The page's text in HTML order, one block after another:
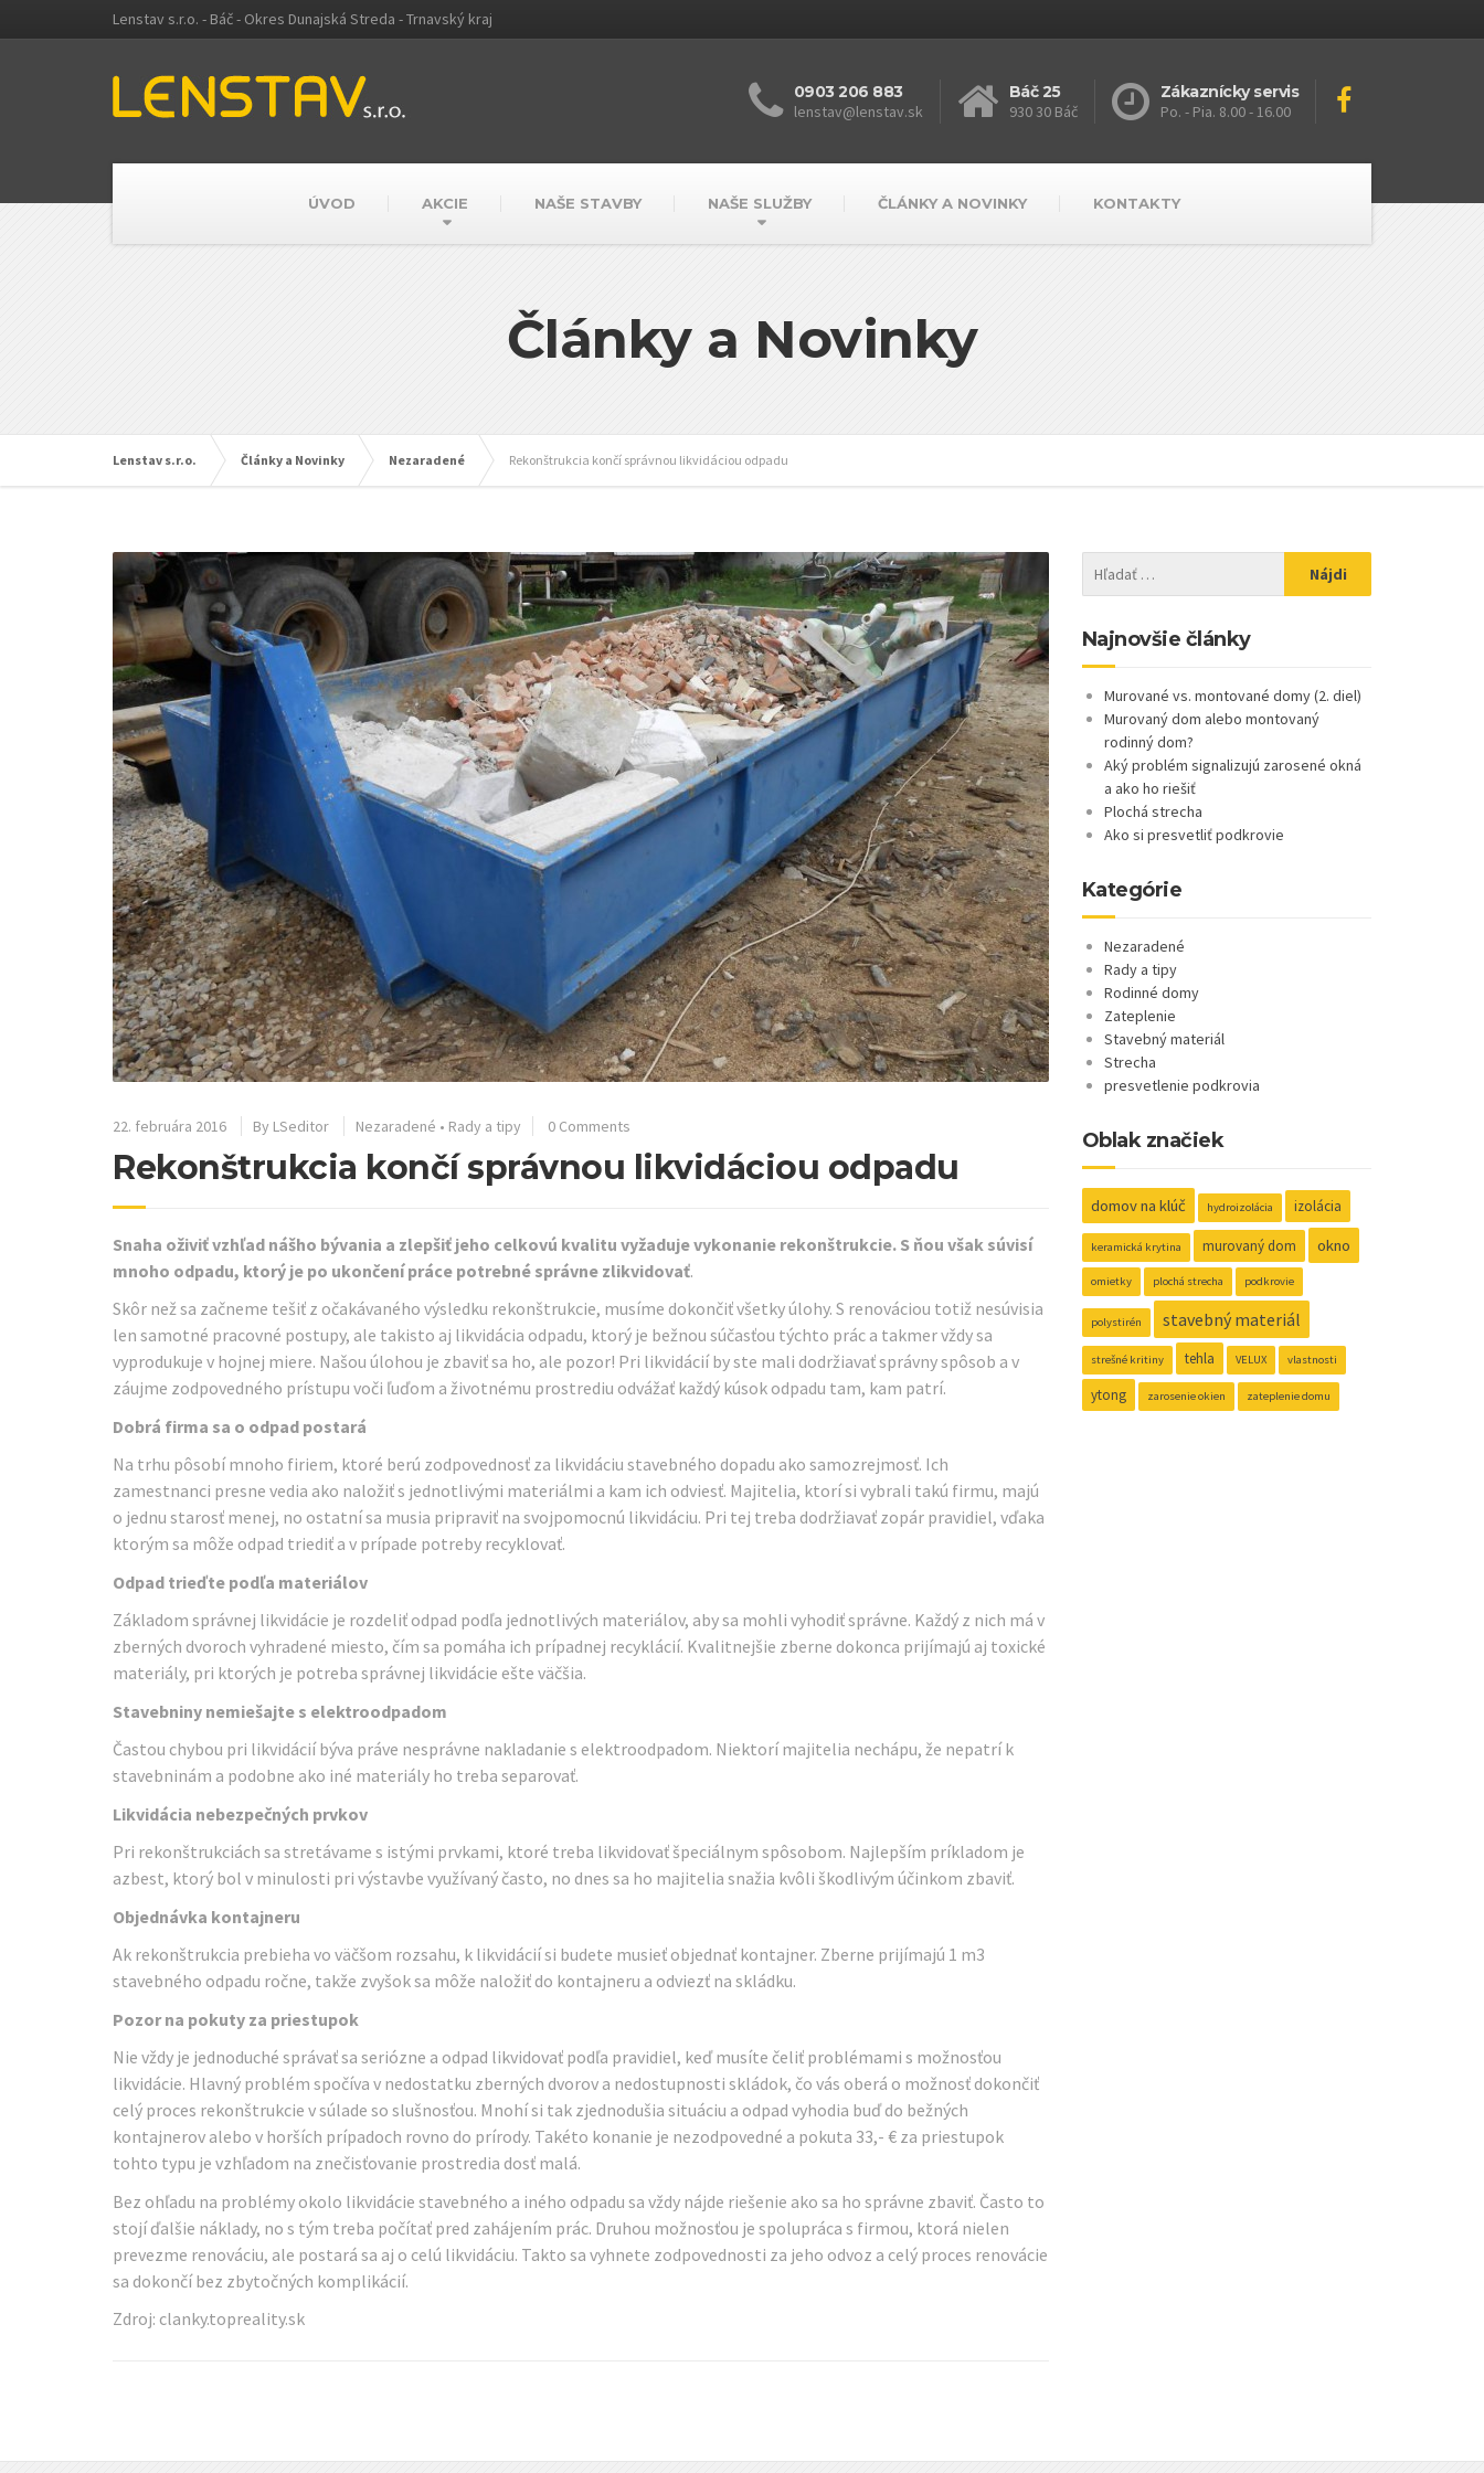
Lenstav s.r.o. - Báč - Okres Dunajská Streda - Trnavský kraj
0903 206 883
lenstav@lenstav.sk
Báč 25
930 30 Báč
Zákaznícky servis
Po. - Pia. 8.00 - 16.00
ÚVOD AKCIE NAŠE STAVBY NAŠE SLUŽBY ČLÁNKY A NOVINKY KONTAKTY
Články a Novinky
Lenstav s.r.o. Články a Novinky Nezaradené Rekonštrukcia končí správnou likvidáciou odpadu
22. februára 2016 By LSeditor Nezaradené • Rady a tipy 0 Comments
Rekonštrukcia končí správnou likvidáciou odpadu
Snaha oživiť vzhľad nášho bývania a zlepšiť jeho celkovú kvalitu vyžaduje vykonanie rekonštrukcie. S ňou však súvisí
mnoho odpadu, ktorý je po ukončení práce potrebné správne zlikvidovať.
Skôr než sa začneme tešiť z očakávaného výsledku rekonštrukcie, musíme dokončiť všetky úlohy. S renováciou totiž nesúvisia
len samotné pracovné postupy, ale takisto aj likvidácia odpadu, ktorý je bežnou súčasťou týchto prác a takmer vždy sa
vyprodukuje v hojnej miere. Našou úlohou je zbaviť sa ho, ale pozor! Pri likvidácií by ste mali dodržiavať správny spôsob a v
záujme zodpovedného prístupu voči ľuďom a životnému prostrediu odvážať každý kúsok odpadu tam, kam patrí.
Dobrá firma sa o odpad postará
Na trhu pôsobí mnoho firiem, ktoré berú zodpovednosť za likvidáciu stavebného dopadu ako samozrejmosť. Ich
zamestnanci presne vedia ako naložiť s jednotlivými materiálmi a kam ich odviesť. Majitelia, ktorí si vybrali takú firmu, majú
o jednu starosť menej, no ostatní sa musia pripraviť na svojpomocnú likvidáciu. Pri tej treba dodržiavať zopár pravidiel, vďaka
ktorým sa môže odpad triediť a v prípade potreby recyklovať.
Odpad trieďte podľa materiálov
Základom správnej likvidácie je rozdeliť odpad podľa jednotlivých materiálov, aby sa mohli vyhodiť správne. Každý z nich má v
zberných dvoroch vyhradené miesto, čím sa pomáha ich prípadnej recyklácií. Kvalitnejšie zberne dokonca prijímajú aj toxické
materiály, pri ktorých je potreba správnej likvidácie ešte väčšia.
Stavebniny nemiešajte s elektroodpadom
Častou chybou pri likvidácií býva práve nesprávne nakladanie s elektroodpadom. Niektorí majitelia nechápu, že nepatrí k
stavebninám a podobne ako iné materiály ho treba separovať.
Likvidácia nebezpečných prvkov
Pri rekonštrukciách sa stretávame s istými prvkami, ktoré treba likvidovať špeciálnym spôsobom. Najlepším príkladom je
azbest, ktorý bol v minulosti pri výstavbe využívaný často, no dnes sa ho majitelia snažia kvôli škodlivým účinkom zbaviť.
Objednávka kontajneru
Ak rekonštrukcia prebieha vo väčšom rozsahu, k likvidácií si budete musieť objednať kontajner. Zberne prijímajú 1 m3
stavebného odpadu ročne, takže zvyšok sa môže naložiť do kontajneru a odviezť na skládku.
Pozor na pokuty za priestupok
Nie vždy je jednoduché správať sa seriózne a odpad likvidovať podľa pravidiel, keď musíte čeliť problémami s možnosťou
likvidácie. Hlavný problém spočíva v nedostatku zberných dvorov a nedostupnosti skládok, čo vás oberá o možnosť dokončiť
celý proces rekonštrukcie v súlade so slušnosťou. Mnohí si tak zjednodušia situáciu a odpad vyhodia buď do bežných
kontajnerov alebo v horších prípadoch rovno do prírody. Takéto konanie je nezodpovedné a pokuta 33,- € za priestupok
tohto typu je vzhľadom na znečisťovanie prostredia dosť malá.
Bez ohľadu na problémy okolo likvidácie stavebného a iného odpadu sa vždy nájde riešenie ako sa ho správne zbaviť. Často to
stojí ďalšie náklady, no s tým treba počítať pred zahájením prác. Druhou možnosťou je spolupráca s firmou, ktorá nielen
prevezme renováciu, ale postará sa aj o celú likvidáciu. Takto sa vyhnete zodpovednosti za jeho odvoz a celý proces renovácie
sa dokončí bez zbytočných komplikácií.
Zdroj: clanky.topreality.sk
Najnovšie články
Murované vs. montované domy (2. diel)
Murovaný dom alebo montovaný
rodinný dom?
Aký problém signalizujú zarosené okná
a ako ho riešiť
Plochá strecha
Ako si presvetliť podkrovie
Kategórie
Nezaradené
Rady a tipy
Rodinné domy
Zateplenie
Stavebný materiál
Strecha
presvetlenie podkrovia
Oblak značiek
domov na klúč hydroizolácia izolácia
keramická krytina murovaný dom okno
omietky plochá strecha podkrovie
polystirén stavebný materiál
strešné kritiny tehla VELUX vlastnosti
ytong zarosenie okien zateplenie domu